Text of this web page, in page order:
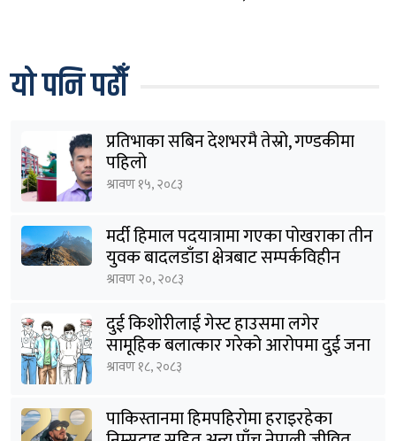
यो पनि पढौँ
प्रतिभाका सबिन देशभरमै तेस्रो, गण्डकीमा
पहिलो
श्रावण १५, २०८३
मर्दी हिमाल पदयात्रामा गएका पोखराका तीन
युवक बादलडाँडा क्षेत्रबाट सम्पर्कविहीन
श्रावण २०, २०८३
दुई किशोरीलाई गेस्ट हाउसमा लगेर
सामूहिक बलात्कार गरेको आरोपमा दुई जना
पक्राउ
श्रावण १८, २०८३
पाकिस्तानमा हिमपहिरोमा हराइरहेका